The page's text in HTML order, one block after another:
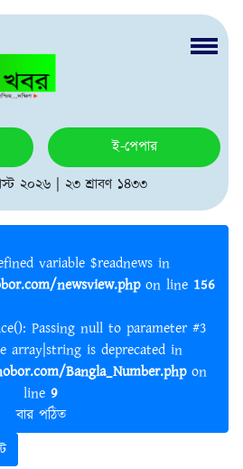
ই-পেপার
২০২৬ | ২৩ শ্রাবণ ১৪৩৩
variable $readnews in
newsview.phpon line 156
array|string is deprecated in
Bangla_Number.phpon
line 9
বার পঠিত